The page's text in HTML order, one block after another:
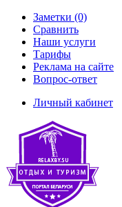
Заметки (0)
Сравнить
Наши услуги
Тарифы
Реклама на сайте
Вопрос-ответ
Личный кабинет